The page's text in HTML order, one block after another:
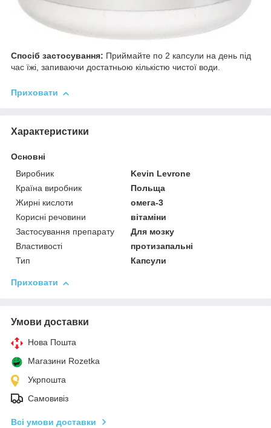
Спосіб застосування: Приймайте по 2 капсули на день під
час їжі, запиваючи достатньою кількістю чистої води.
Приховати
Характеристики
Основні
Виробник
Kevin Levrone
Країна виробник
Польща
Жирні кислоти
омега-3
Корисні речовини
вітаміни
Застосування препарату
Для мозку
Властивості
протизапальні
Тип
Капсули
Приховати
Умови доставки
Нова Пошта
Магазини Rozetka
Укрпошта
Самовивіз
Всі умови доставки